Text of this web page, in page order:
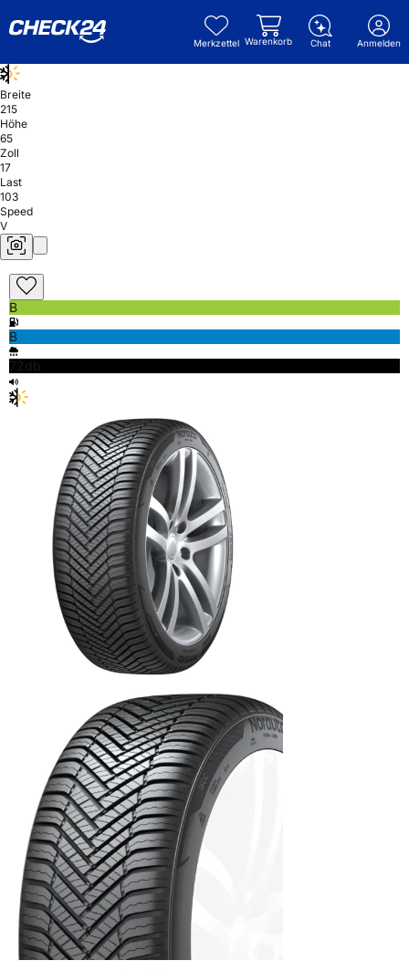
Merkzettel Warenkorb Chat Anmelden
Breite
215
Höhe
65
Zoll
17
Last
103
Speed
V
B
B
72db